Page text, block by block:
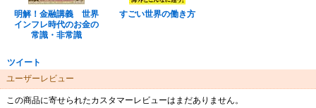
明解！金融講義 世界
インフレ時代のお金の
常識・非常識
すごい世界の働き方
ツイート
ユーザーレビュー
この商品に寄せられたカスタマーレビューはまだありません。